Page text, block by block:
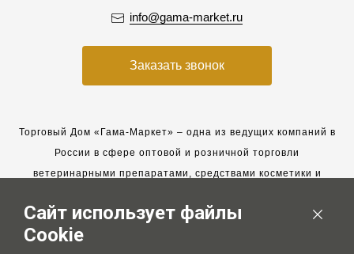
info@gama-market.ru
Заказать звонок
Торговый Дом «Гама-Маркет» – одна из ведущих компаний в
России в сфере оптовой и розничной торговли
ветеринарными препаратами, средствами косметики и
Мы работаем с 2005 года. Мы приглашаем к сотрудничеству
новых клиентов и всегда рассчитываем на взаимовыгодные,
Сайт использует файлы
Cookie